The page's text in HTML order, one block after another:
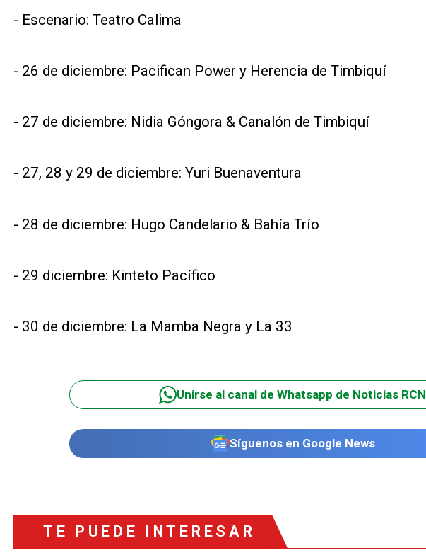
- Escenario: Teatro Calima
- 26 de diciembre: Pacifican Power y Herencia de Timbiquí
- 27 de diciembre: Nidia Góngora & Canalón de Timbiquí
- 27, 28 y 29 de diciembre: Yuri Buenaventura
- 28 de diciembre: Hugo Candelario & Bahía Trío
- 29 diciembre: Kinteto Pacífico
- 30 de diciembre: La Mamba Negra y La 33
Unirse al canal de Whatsapp de Noticias RCN
Síguenos en Google News
TE PUEDE INTERESAR